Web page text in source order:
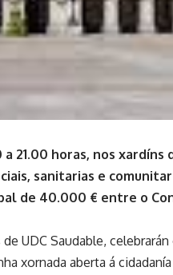
21.00 horas, nos xardíns
sanitarias e
de 40.000 € entre o
UDC Saudable,
xornada aberta á